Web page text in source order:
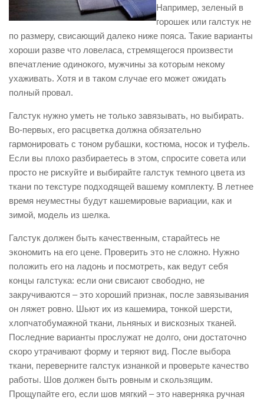
Например, зеленый в
горошек или галстук не
по размеру, свисающий далеко ниже пояса. Такие варианты
хороши разве что ловеласа, стремящегося произвести
впечатление одинокого, мужчины за которым некому
ухаживать. Хотя и в таком случае его может ожидать
полный провал.
Галстук нужно уметь не только завязывать, но выбирать.
Во-первых, его расцветка должна обязательно
гармонировать с тоном рубашки, костюма, носок и туфель.
Если вы плохо разбираетесь в этом, спросите совета или
просто не рискуйте и выбирайте галстук темного цвета из
ткани по текстуре подходящей вашему комплекту. В летнее
время неуместны будут кашемировые вариации, как и
зимой, модель из шелка.
Галстук должен быть качественным, старайтесь не
экономить на его цене. Проверить это не сложно. Нужно
положить его на ладонь и посмотреть, как ведут себя
концы галстука: если они свисают свободно, не
закручиваются – это хороший признак, после завязывания
он ляжет ровно. Шьют их из кашемира, тонкой шерсти,
хлопчатобумажной ткани, льняных и вискозных тканей.
Последние варианты прослужат не долго, они достаточно
скоро утрачивают форму и теряют вид. После выбора
ткани, переверните галстук изнанкой и проверьте качество
работы. Шов должен быть ровным и скользящим.
Прощупайте его, если шов мягкий – это наверняка ручная